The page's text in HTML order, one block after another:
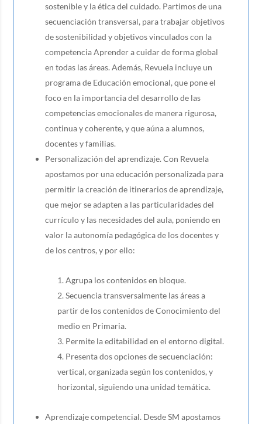
sostenible y la ética del cuidado. Partimos de una
secuenciación transversal, para trabajar objetivos
de sostenibilidad y objetivos vinculados con la
competencia Aprender a cuidar de forma global
en todas las áreas. Además, Revuela incluye un
programa de Educación emocional, que pone el
foco en la importancia del desarrollo de las
competencias emocionales de manera rigurosa,
continua y coherente, y que aúna a alumnos,
docentes y familias.
Personalización del aprendizaje. Con Revuela
apostamos por una educación personalizada para
permitir la creación de itinerarios de aprendizaje,
que mejor se adapten a las particularidades del
currículo y las necesidades del aula, poniendo en
valor la autonomía pedagógica de los docentes y
de los centros, y por ello:
Agrupa los contenidos en bloque.
Secuencia transversalmente las áreas a
partir de los contenidos de Conocimiento del
medio en Primaria.
Permite la editabilidad en el entorno digital.
Presenta dos opciones de secuenciación:
vertical, organizada según los contenidos, y
horizontal, siguiendo una unidad temática.
Aprendizaje competencial. Desde SM apostamos